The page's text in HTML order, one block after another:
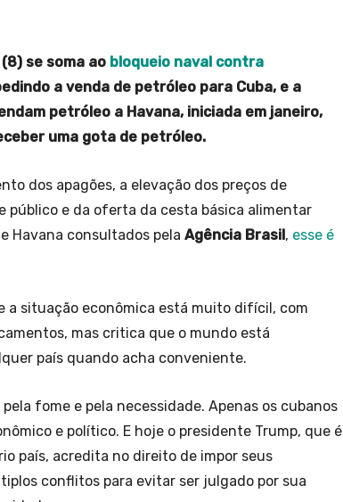
se soma ao bloqueio naval contra
a venda de petróleo para Cuba, e a
petróleo a Havana, iniciada em janeiro,
uma gota de petróleo.
dos apagões, a elevação dos preços de
público e da oferta da cesta básica alimentar
Havana consultados pela Agência Brasil, esse é
a situação econômica está muito difícil, com
mas critica que o mundo está
país quando acha conveniente.
fome e pela necessidade. Apenas os cubanos
e político. E hoje o presidente Trump, que é
país, acredita no direito de impor seus
conflitos para evitar ser julgado por sua